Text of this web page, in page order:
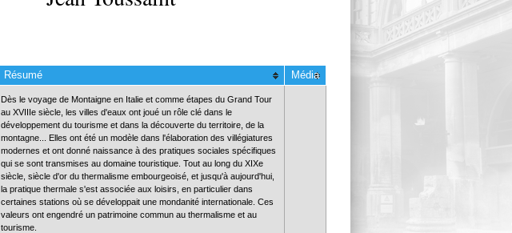
Résumé Média
Dès le voyage de Montaigne en Italie et comme étapes du Grand Tour
au XVIIIe siècle, les villes d'eaux ont joué un rôle clé dans le
développement du tourisme et dans la découverte du territoire, de la
montagne... Elles ont été un modèle dans l'élaboration des villégiatures
modernes et ont donné naissance à des pratiques sociales spécifiques
qui se sont transmises au domaine touristique. Tout au long du XIXe
siècle, siècle d'or du thermalisme embourgeoisé, et jusqu'à aujourd'hui,
la pratique thermale s'est associée aux loisirs, en particulier dans
certaines stations où se développait une mondanité internationale. Ces
valeurs ont engendré un patrimoine commun au thermalisme et au
tourisme.